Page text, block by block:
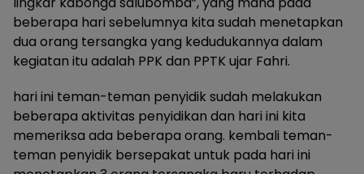
beberapa hari sebelumnya kita sudah menetapkan
dua orang tersangka yang kedudukannya dalam
kegiatan itu adalah PPK dan PPTK ujar Fahri.
hari ini teman-teman penyidik sudah melakukan
beberapa aktivitas penyidikan dan hari ini kita
memeriksa ada beberapa orang. kembali teman-
teman penyidik bersepakat untuk pada hari ini